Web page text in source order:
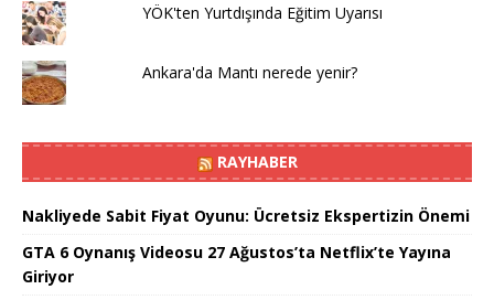
YÖK'ten Yurtdışında Eğitim Uyarısı
Ankara'da Mantı nerede yenir?
RAYHABER
Nakliyede Sabit Fiyat Oyunu: Ücretsiz Ekspertizin Önemi
GTA 6 Oynanış Videosu 27 Ağustos’ta Netflix’te Yayına
Giriyor